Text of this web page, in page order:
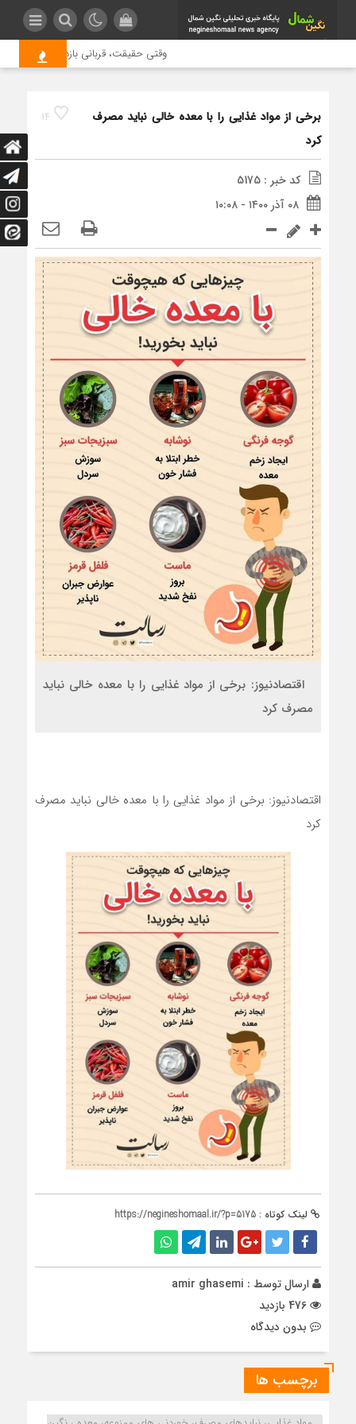
وقتی حقیقت، قربانی بازدید بیشتر
14
برخی از مواد غذایی را با معده خالی نباید مصرف
کرد
کد خبر : 5175
۰۸ آذر ۱۴۰۰ - ۱۰:۰۸
اقتصادنیوز: برخی از مواد غذایی را با معده خالی نباید
مصرف کرد
اقتصادنیوز: برخی از مواد غذایی را با معده خالی نباید مصرف
کرد
لینک کوتاه : https://negineshomaal.ir/?p=5175
ارسال توسط : amir ghasemi
بدون دیدگاه
برچسب ها